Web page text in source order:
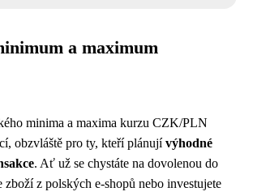
a maximum
minima a maxima kurzu CZK/PLN
obzvláště pro ty, kteří plánujívýhodné
. Ať už se chystáte na dovolenou do
zboží z polských e-shopů nebo investujete